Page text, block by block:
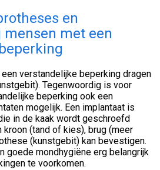
en
met een
verstandelijke beperking dragen
Tegenwoordig is voor
beperking ook een
mogelijk. Een implantaat is
in de kaak wordt geschroefd
kroon (tand of kies), brug (meer
(kunstgebit) kan bevestigen.
goede mondhygiëne erg belangrijk
te voorkomen.